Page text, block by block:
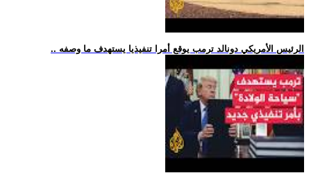
.. الرئيس الأمريكي دونالد ترمب يوقع أمرا تنفيذيا يستهدف ما وصفه